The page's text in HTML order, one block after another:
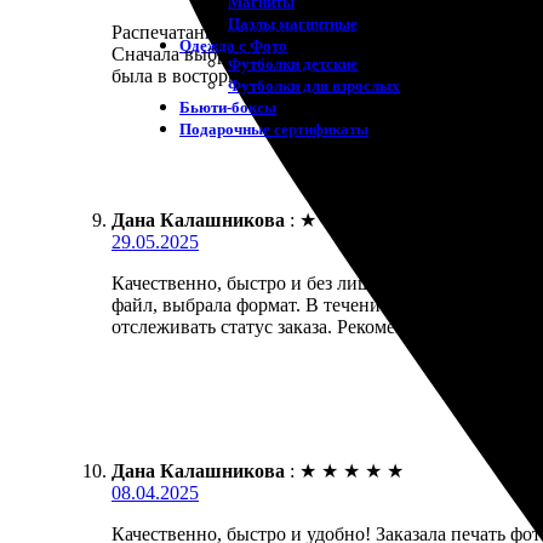
Пазлы магнитные
Одежда с Фото
Футболки детские
Футболки для взрослых
Бьюти-боксы
Подарочные сертификаты
Распечатанные фотографии на холсте превзошли
Сначала выбрала нужное изображение, затем
была в восторге от ярких цветов и четкости
Дана Калашникова : ★ ★
29.05.2025
Качественно, быстро и без лишних проблем.
файл, выбрала формат. В течение пары дней
отслеживать статус заказа. Рекомендую всем, кто
Дана Калашникова : ★ ★ ★ ★ ★
08.04.2025
Качественно, быстро и удобно! Заказала печать